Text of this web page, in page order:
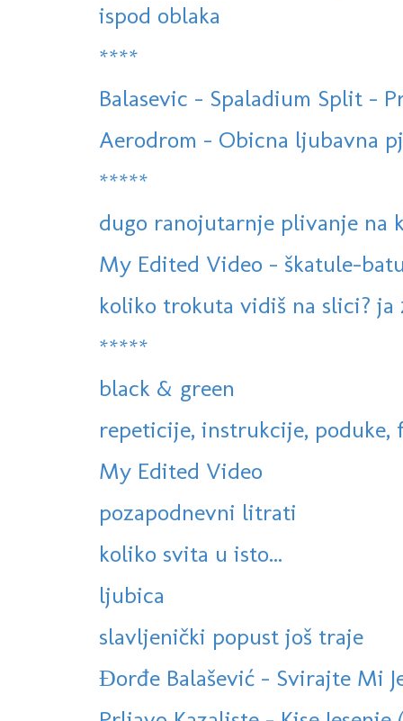
ispod oblaka
****
Balasevic - Spaladium Split -
Aerodrom - Obicna ljubavna
*****
dugo ranojutarnje plivanje na
My Edited Video - škatule-
koliko trokuta vidiš na slici? ja
*****
black & green
repeticije, instrukcije, poduke,
My Edited Video
pozapodnevni litrati
koliko svita u isto...
ljubica
slavljenički popust još traje
Đorđe Balašević - Svirajte Mi